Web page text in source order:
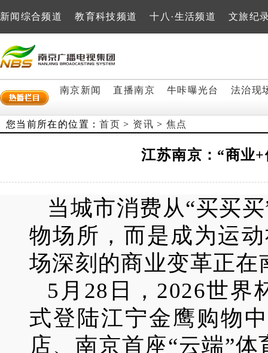
新闻综合频道 教育科技频道 十八·生活频道 文旅纪
南京新闻 直播南京 牛咔曝光台 法治现
您当前所在的位置：首页 > 资讯 >焦点
江苏南京：“商业
当城市消费从“买买
物场所，而是成为运
场深刻的商业变革正在
5月28日，2026世界
式登陆江宁金鹰购物
店、南京首座“云端”